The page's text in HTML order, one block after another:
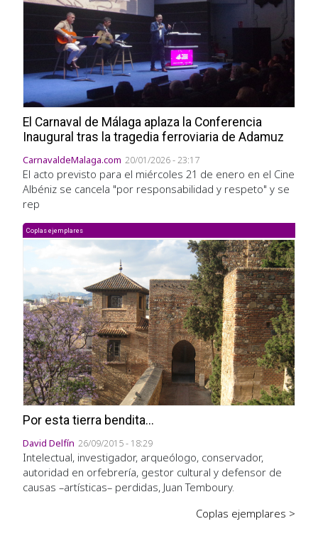
El Carnaval de Málaga aplaza la Conferencia
Inaugural tras la tragedia ferroviaria de Adamuz
CarnavaldeMalaga.com 20/01/2026 - 23:17
El acto previsto para el miércoles 21 de enero en el Cine
Albéniz se cancela "por responsabilidad y respeto" y se
rep
Coplas ejemplares
Por esta tierra bendita...
David Delfín 26/09/2015 - 18:29
Intelectual, investigador, arqueólogo, conservador,
autoridad en orfebrería, gestor cultural y defensor de
causas –artísticas– perdidas, Juan Temboury.
Coplas ejemplares >